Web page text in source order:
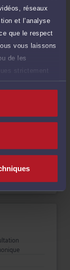
réseaux
et l’analyse
que le respect
vous laissons
de les
strictement
150 €
TTC